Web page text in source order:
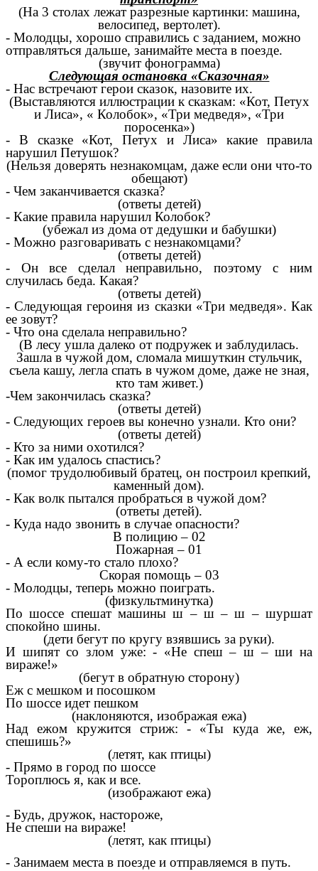
(На 3 столах лежат разрезные картинки: машина,
велосипед, вертолет).
- Молодцы, хорошо справились с заданием, можно
отправляться дальше, занимайте места в поезде.
(звучит фонограмма)
Следующая остановка «Сказочная»
- Нас встречают герои сказок, назовите их.
(Выставляются иллюстрации к сказкам: «Кот, Петух
и Лиса», « Колобок», «Три медведя», «Три
поросенка»)
- В сказке «Кот, Петух и Лиса» какие правила
нарушил Петушок?
(Нельзя доверять незнакомцам, даже если они что-то
обещают)
- Чем заканчивается сказка?
(ответы детей)
- Какие правила нарушил Колобок?
(убежал из дома от дедушки и бабушки)
- Можно разговаривать с незнакомцами?
(ответы детей)
- Он все сделал неправильно, поэтому с ним
случилась беда. Какая?
(ответы детей)
- Следующая героиня из сказки «Три медведя». Как
ее зовут?
- Что она сделала неправильно?
(В лесу ушла далеко от подружек и заблудилась.
Зашла в чужой дом, сломала мишуткин стульчик,
съела кашу, легла спать в чужом доме, даже не зная,
кто там живет.)
-Чем закончилась сказка?
(ответы детей)
- Следующих героев вы конечно узнали. Кто они?
(ответы детей)
- Кто за ними охотился?
- Как им удалось спастись?
(помог трудолюбивый братец, он построил крепкий,
каменный дом).
- Как волк пытался пробраться в чужой дом?
(ответы детей).
- Куда надо звонить в случае опасности?
В полицию – 02
Пожарная – 01
- А если кому-то стало плохо?
Скорая помощь – 03
- Молодцы, теперь можно поиграть.
(физкультминутка)
По шоссе спешат машины ш – ш – ш – шуршат
спокойно шины.
(дети бегут по кругу взявшись за руки).
И шипят со злом уже: - «Не спеш – ш – ши на
вираже!»
(бегут в обратную сторону)
Еж с мешком и посошком
По шоссе идет пешком
(наклоняются, изображая ежа)
Над ежом кружится стриж: - «Ты куда же, еж,
спешишь?»
(летят, как птицы)
- Прямо в город по шоссе
Тороплюсь я, как и все.
(изображают ежа)
- Будь, дружок, настороже,
Не спеши на вираже!
(летят, как птицы)
- Занимаем места в поезде и отправляемся в путь.